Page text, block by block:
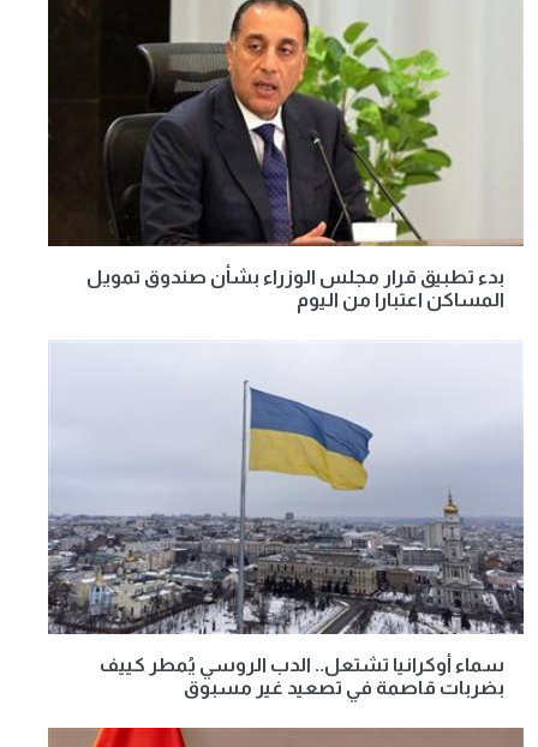
بدء تطبيق قرار مجلس الوزراء بشأن صندوق تمويل
المساكن اعتبارا من اليوم
سماء أوكرانيا تشتعل.. الدب الروسي يُمطر كييف
بضربات قاصمة في تصعيد غير مسبوق